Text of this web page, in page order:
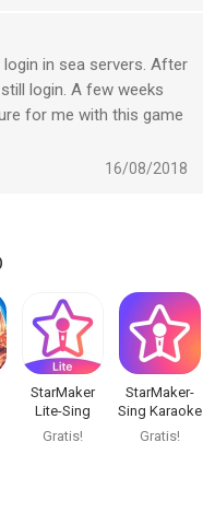
PLAY but some in-
PTE LTD is een app
versie 11.0 of hoger,
leeftijden vanaf 9 jaar.
het laatst vergeleken
in sea servers. After
login. A few weeks
for me with this game
16/08/2018
StarMaker
Lite-Sing
Karaoke
Gratis!
StarMaker-
Sing Karaoke
Songs
Gratis!